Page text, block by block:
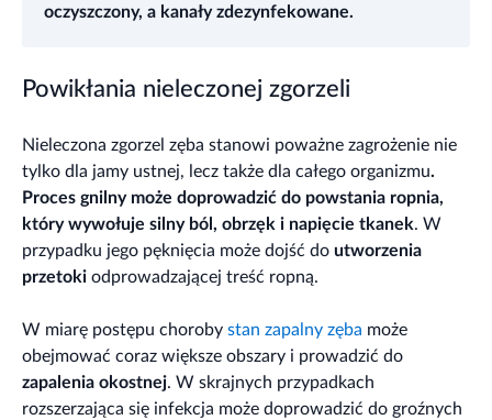
oczyszczony, a kanały zdezynfekowane.
Powikłania nieleczonej zgorzeli
Nieleczona zgorzel zęba stanowi poważne zagrożenie nie
tylko dla jamy ustnej, lecz także dla całego organizmu.
Proces gnilny może doprowadzić do powstania ropnia,
który wywołuje silny ból, obrzęk i napięcie tkanek. W
przypadku jego pęknięcia może dojść do utworzenia
przetoki odprowadzającej treść ropną.
W miarę postępu choroby stan zapalny zęba może
obejmować coraz większe obszary i prowadzić do
zapalenia okostnej. W skrajnych przypadkach
rozszerzająca się infekcja może doprowadzić do groźnych